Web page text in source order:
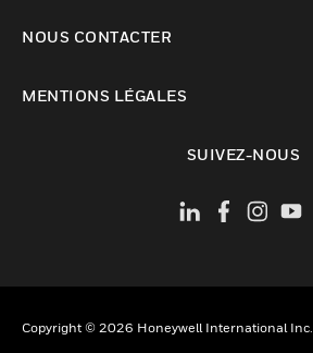
NOUS CONTACTER
MENTIONS LÉGALES
SUIVEZ-NOUS
Copyright © 2026 Honeywell International Inc.